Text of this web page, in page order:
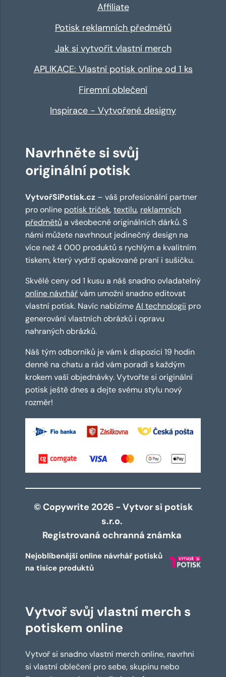
Affiliate
Potisk reklamních předmětů
Jak si vytvořit vlastní merch
APLIKACE: Vlastní potisk online od 1 ks
Firemní oblečení
Inspirace - Vytvořené designy
Navrhněte si svůj
originální potisk
VytvořSiPotisk.cz – váš profesionální partner
pro online potisk triček,textilu, reklamních
předmětů a všeobecně originálních dárků. S
námi můžete navrhnout jedinečný design na
více než 4 000 produktů s rychlým a kvalitním
tiskem, který vydrží opakované praní i sušičku.
Skvělé ceny od 1 kusu a náš snadno ovladatelný
online návrhářvám umožní snadno editovat
vlastní potisk. Navíc nabízímeAI technologii pro
generování vlastních obrázků i opravu
nahraných obrázků.
Náš tým odborníků je vám k dispozici 19 hodin
denně na chatu a rád vám poradí s každým
krokem vaší objednávky. Vytvořte si originální
potisk ještě dnes a dejte svému stylu nový
rozměr!
© Copywrite 2026 - Vytvor si potisk
s.r.o.
Registrovaná ochranná známka
Nejoblíbenější online návrhář potisků
na tisíce produktů
Vytvoř svůj vlastní merch s
potiskem online
Vytvoř si snadno vlastní merch online, navrhni
si vlastní oblečení pro sebe, skupinu nebo